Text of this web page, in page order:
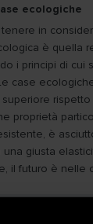
ecologiche
in
è quella
i principi di cui
case
proprietà
è
giusta
il futuro è nelle